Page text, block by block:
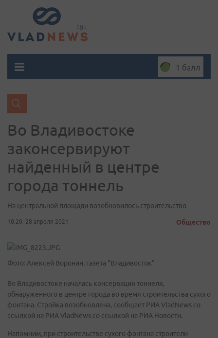
1 балл
Во Владивостоке
законсервируют
найденный в центре
города тоннель
На центральной площади возобновилось строительство
10:20, 28 апреля 2021 Общество
Фото: Алексей Воронин, газета "Владивосток"
Во Владивостоке началась консервация тоннеля,
обнаруженного в центре города во время строительства сухого
фонтана. Стройка возобновлена, сообщает РИА VladNews со
ссылкой на РИА VladNews со ссылкой на РИА Новости.
Напомним, при строительстве сухого фонтана строители